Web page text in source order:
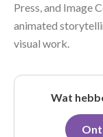
Press, and Image
animated
visual work.
Wat